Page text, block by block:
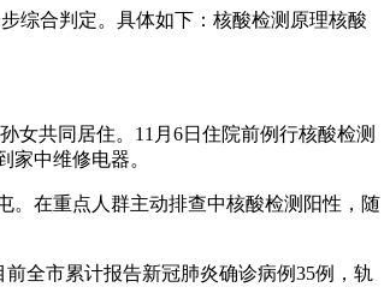
综合判定。具体如下：核酸检测原理核酸
女共同居住。11月6日住院前例行核酸检测
家中维修电器。
。在重点人群主动排查中核酸检测阳性，随
全市累计报告新冠肺炎确诊病例35例，轨